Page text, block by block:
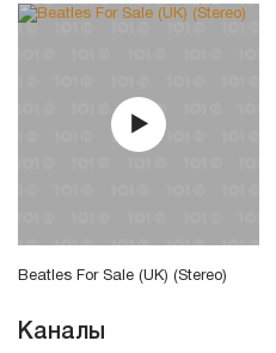
Beatles For Sale (UK) (Stereo)
Каналы